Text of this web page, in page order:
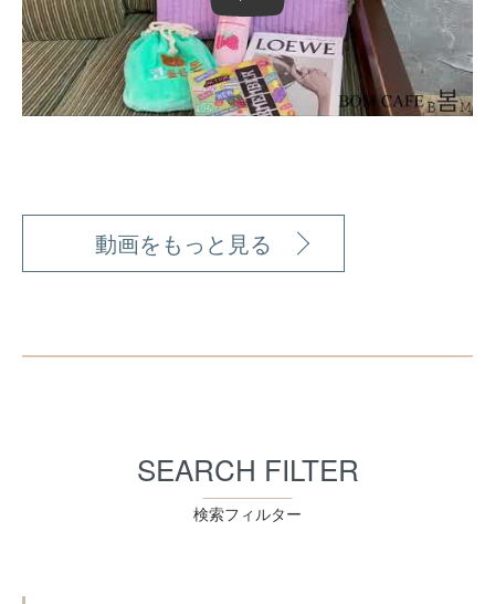
動画をもっと見る
SEARCH FILTER
検索フィルター